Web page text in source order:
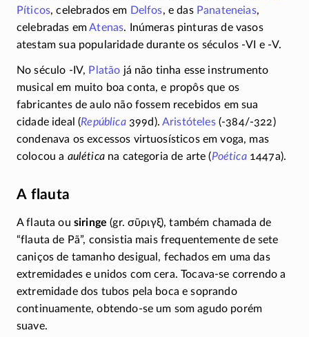
Píticos, celebrados em Delfos, e das Panateneias,
celebradas emAtenas. Inúmeras pinturas de vasos
atestam sua popularidade durante os séculos -VI e -V.
No século -IV, Platão já não tinha esse instrumento
musical em muito boa conta, e propôs que os
fabricantes de aulo não fossem recebidos em sua
cidade ideal (República399d). Aristóteles (-384/-322)
condenava os excessos virtuosísticos em voga, mas
colocou a auléticana categoria de arte (Poética1447a).
A flauta
A flauta ou siringe (gr.σῦριγξ), também chamada de
“flauta de Pã”, consistia mais frequentemente de sete
caniços de tamanho desigual, fechados em uma das
extremidades e unidos com cera.Tocava-se correndo a
extremidade dos tubos pela boca e soprando
continuamente,obtendo-se um som agudo porém
suave.